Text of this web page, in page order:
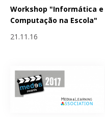
Workshop "Informática e
Computação na Escola"
21.11.16